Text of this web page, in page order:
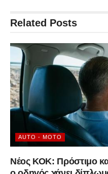
Related Posts
AUTO - MOTO
Νέος ΚΟΚ: Πρόστιμο